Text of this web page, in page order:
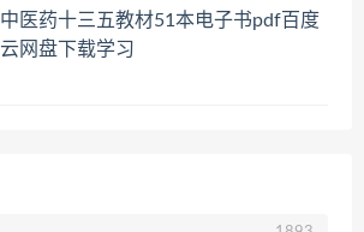
中医药十三五教材51本电子书pdf百度
云网盘下载学习